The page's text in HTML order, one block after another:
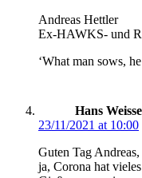
Andreas Hettler
Ex-HAWKS- und
‘What man sows,
Hans Weisse
23/11/2021 at 10:00
Guten Tag Andreas,
ja, Corona hat